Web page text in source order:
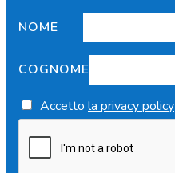
NOME
COGNOME
Accetto la privacy policy